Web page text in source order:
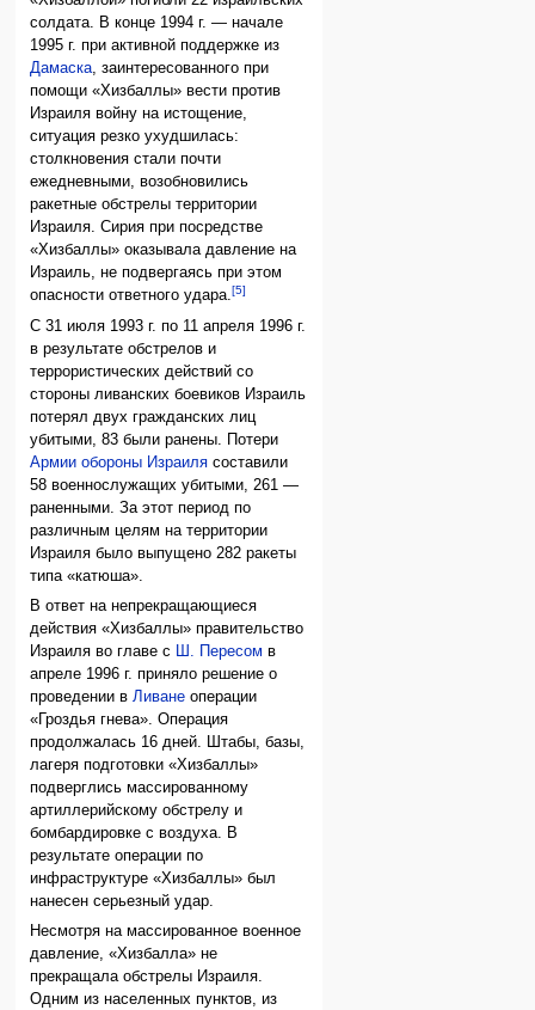
солдата. В конце 1994 г. — начале
1995 г. при активной поддержке из
Дамаска, заинтересованного при
помощи «Хизбаллы» вести против
Израиля войну на истощение,
ситуация резко ухудшилась:
столкновения стали почти
ежедневными, возобновились
ракетные обстрелы территории
Израиля. Сирия при посредстве
«Хизбаллы» оказывала давление на
Израиль, не подвергаясь при этом
опасности ответного удара.[5]
С 31 июля 1993 г. по 11 апреля 1996 г.
в результате обстрелов и
террористических действий со
стороны ливанских боевиков Израиль
потерял двух гражданских лиц
убитыми, 83 были ранены. Потери
Армии обороны Израиля составили
58 военнослужащих убитыми, 261 —
раненными. За этот период по
различным целям на территории
Израиля было выпущено 282 ракеты
типа «катюша».
В ответ на непрекращающиеся
действия «Хизбаллы» правительство
Израиля во главе с Ш. Пересом в
апреле 1996 г. приняло решение о
проведении вЛиване операции
«Гроздья гнева». Операция
продолжалась 16 дней. Штабы, базы,
лагеря подготовки «Хизбаллы»
подверглись массированному
артиллерийскому обстрелу и
бомбардировке с воздуха. В
результате операции по
инфраструктуре «Хизбаллы» был
нанесен серьезный удар.
Несмотря на массированное военное
давление, «Хизбалла» не
прекращала обстрелы Израиля.
Одним из населенных пунктов, из